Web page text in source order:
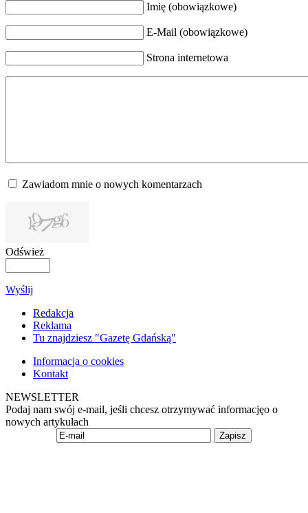
Imię (obowiązkowe)
E-Mail (obowiązkowe)
Strona internetowa
Zawiadom mnie o nowych komentarzach
Odśwież
Wyślij
Redakcja
Reklama
Tu znajdziesz "Gazetę Gdańską"
Informacja o cookies
Kontakt
NEWSLETTER
Podaj nam swój e-mail, jeśli chcesz otrzymywać informacjęo o
nowych artykułach
Zapisz